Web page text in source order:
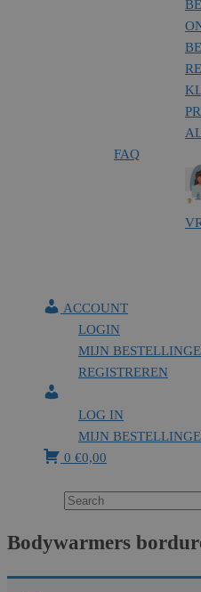
FAQ
ACCOUNT
LOGIN
MIJN
REGISTREREN
LOG IN
MIJN
0 €0,00
Bodywarmers